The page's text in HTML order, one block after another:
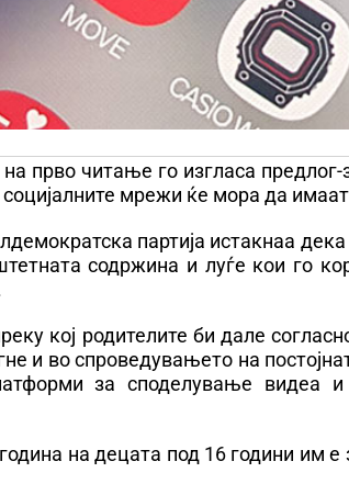
прво читање го изгласа предлог-
мрежи ќе мора да
партија истакнаа
содржина и луѓе кои го
кој родителите би дале
и во спроведувањето на
за споделување видеа
на децата под 16 години им е